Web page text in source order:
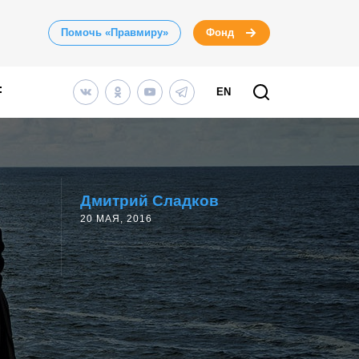
Помочь «Правмиру» Фонд
EN
Дмитрий Сладков
20 МАЯ, 2016